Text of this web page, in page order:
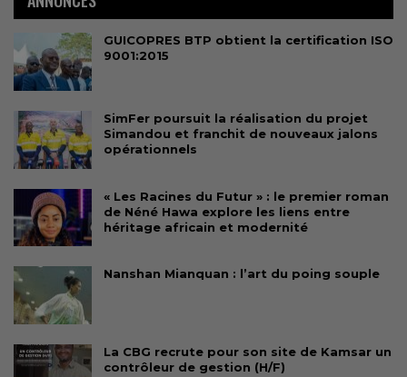
GUICOPRES BTP obtient la certification ISO
9001:2015
SimFer poursuit la réalisation du projet
Simandou et franchit de nouveaux jalons
opérationnels
« Les Racines du Futur » : le premier roman
de Néné Hawa explore les liens entre
héritage africain et modernité
Nanshan Mianquan : l’art du poing souple
La CBG recrute pour son site de Kamsar un
contrôleur de gestion (H/F)